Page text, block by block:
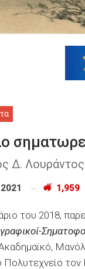
Δ. Λουράντος
2021 1,959
του 2018,
τον